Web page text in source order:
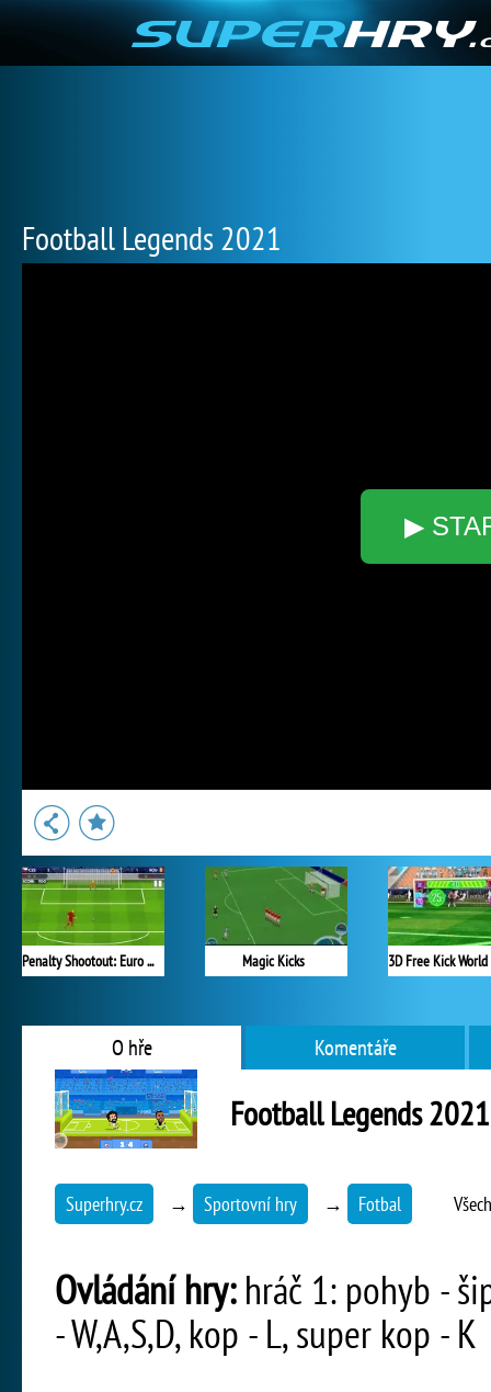
Football Legends 2021
▶
Penalty Shootout: Euro Cup 2016 Magic Kicks
O hře Komentáře
Football Legends 2021
Superhry.cz → Sportovní hry → Fotbal
Ovládání hry:hráč 1: pohyb -
- W,A,S,D, kop - L, super kop - K